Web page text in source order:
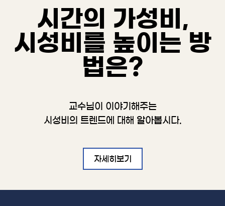
시간의 가성비,
시성비를 높이는 방
법은?
교수님이 이야기해주는
시성비의 트렌드에 대해 알아봅시다.
자세히보기